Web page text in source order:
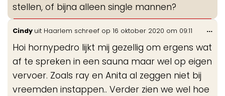
stellen, of bijna alleen single mannen?
Cindy uit Haarlem schreef op 16 oktober 2020 om 09:11
Hoi hornypedro lijkt mij gezellig om ergens wat
af te spreken in een sauna maar wel op eigen
vervoer. Zoals ray en Anita al zeggen niet bij
vreemden instappen.. Verder zien we wel hoe
...